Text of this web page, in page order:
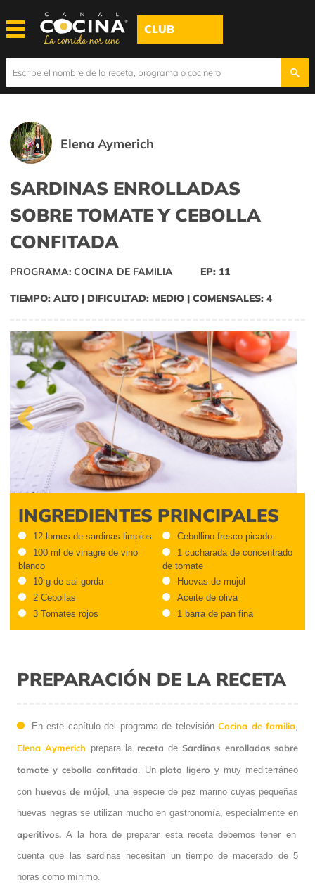
CLUB
Elena Aymerich
SARDINAS ENROLLADAS
SOBRE TOMATE Y CEBOLLA
CONFITADA
PROGRAMA: COCINA DE FAMILIA EP: 11
TIEMPO: ALTO | DIFICULTAD: MEDIO | COMENSALES: 4
Previous
INGREDIENTES PRINCIPALES
12 lomos de sardinas limpios
100 ml de vinagre de vino
blanco
10 g de sal gorda
2 Cebollas
3 Tomates rojos
Cebollino fresco picado
1 cucharada de concentrado
de tomate
Huevas de mujol
Aceite de oliva
1 barra de pan fina
PREPARACIÓN DE LA RECETA
En este capítulo del programa de televisiónCocina de familia
Elena Aymerich prepara la receta deSardinas enrolladas sobre
tomate y cebolla confitada . Un plato ligero y muy mediterráneo
con huevas de mújol , una especie de pez marino cuyas pequeñas
huevas negras se utilizan mucho en gastronomía, especialmente en
aperitivos. A la hora de preparar esta receta debemos tener en
cuenta que las sardinas necesitan un tiempo de macerado de 5
horas como mínimo.